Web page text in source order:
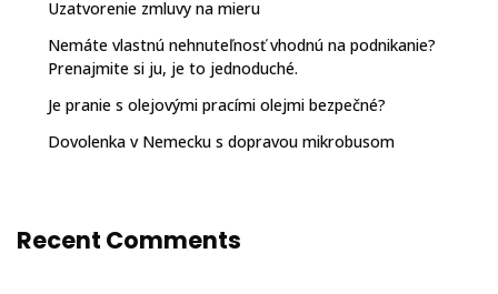
Uzatvorenie zmluvy na mieru
Nemáte vlastnú nehnuteľnosť vhodnú na podnikanie?
Prenajmite si ju, je to jednoduché.
Je pranie s olejovými pracími olejmi bezpečné?
Dovolenka v Nemecku s dopravou mikrobusom
Recent Comments